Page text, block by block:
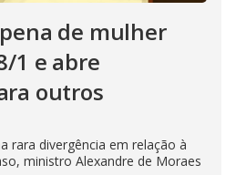
de mulher
1 e abre
outros
rara divergência em relação à
ministro Alexandre de Moraes